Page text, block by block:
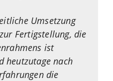
Umsetzung
Fertigstellung, die
ist
heutzutage nach
die